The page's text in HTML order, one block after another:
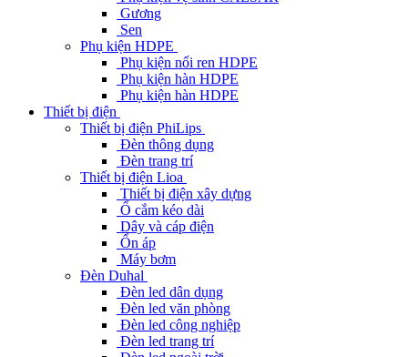
Gương
Sen
Phụ kiện HDPE
Phụ kiện nối ren HDPE
Phụ kiện hàn HDPE
Phụ kiện hàn HDPE
Thiết bị điện
Thiết bị điện PhiLips
Đèn thông dụng
Đèn trang trí
Thiết bị điện Lioa
Thiết bị điện xây dựng
Ổ cắm kéo dài
Dây và cáp điện
Ổn áp
Máy bơm
Đèn Duhal
Đèn led dân dụng
Đèn led văn phòng
Đèn led công nghiệp
Đèn led trang trí